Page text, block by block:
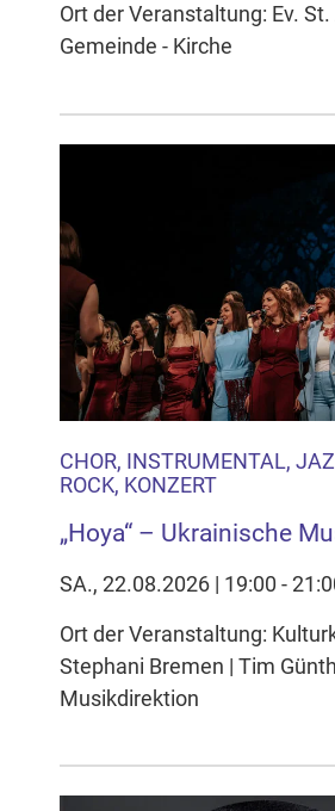
Ort der Veranstaltung: Ev.
Gemeinde - Kirche
CHOR, INSTRUMENTAL,
ROCK, KONZERT
„Hoya“ – Ukrainische
SA., 22.08.2026 | 19:00 -
Ort der Veranstaltung:
Stephani Bremen | Tim
Musikdirektion